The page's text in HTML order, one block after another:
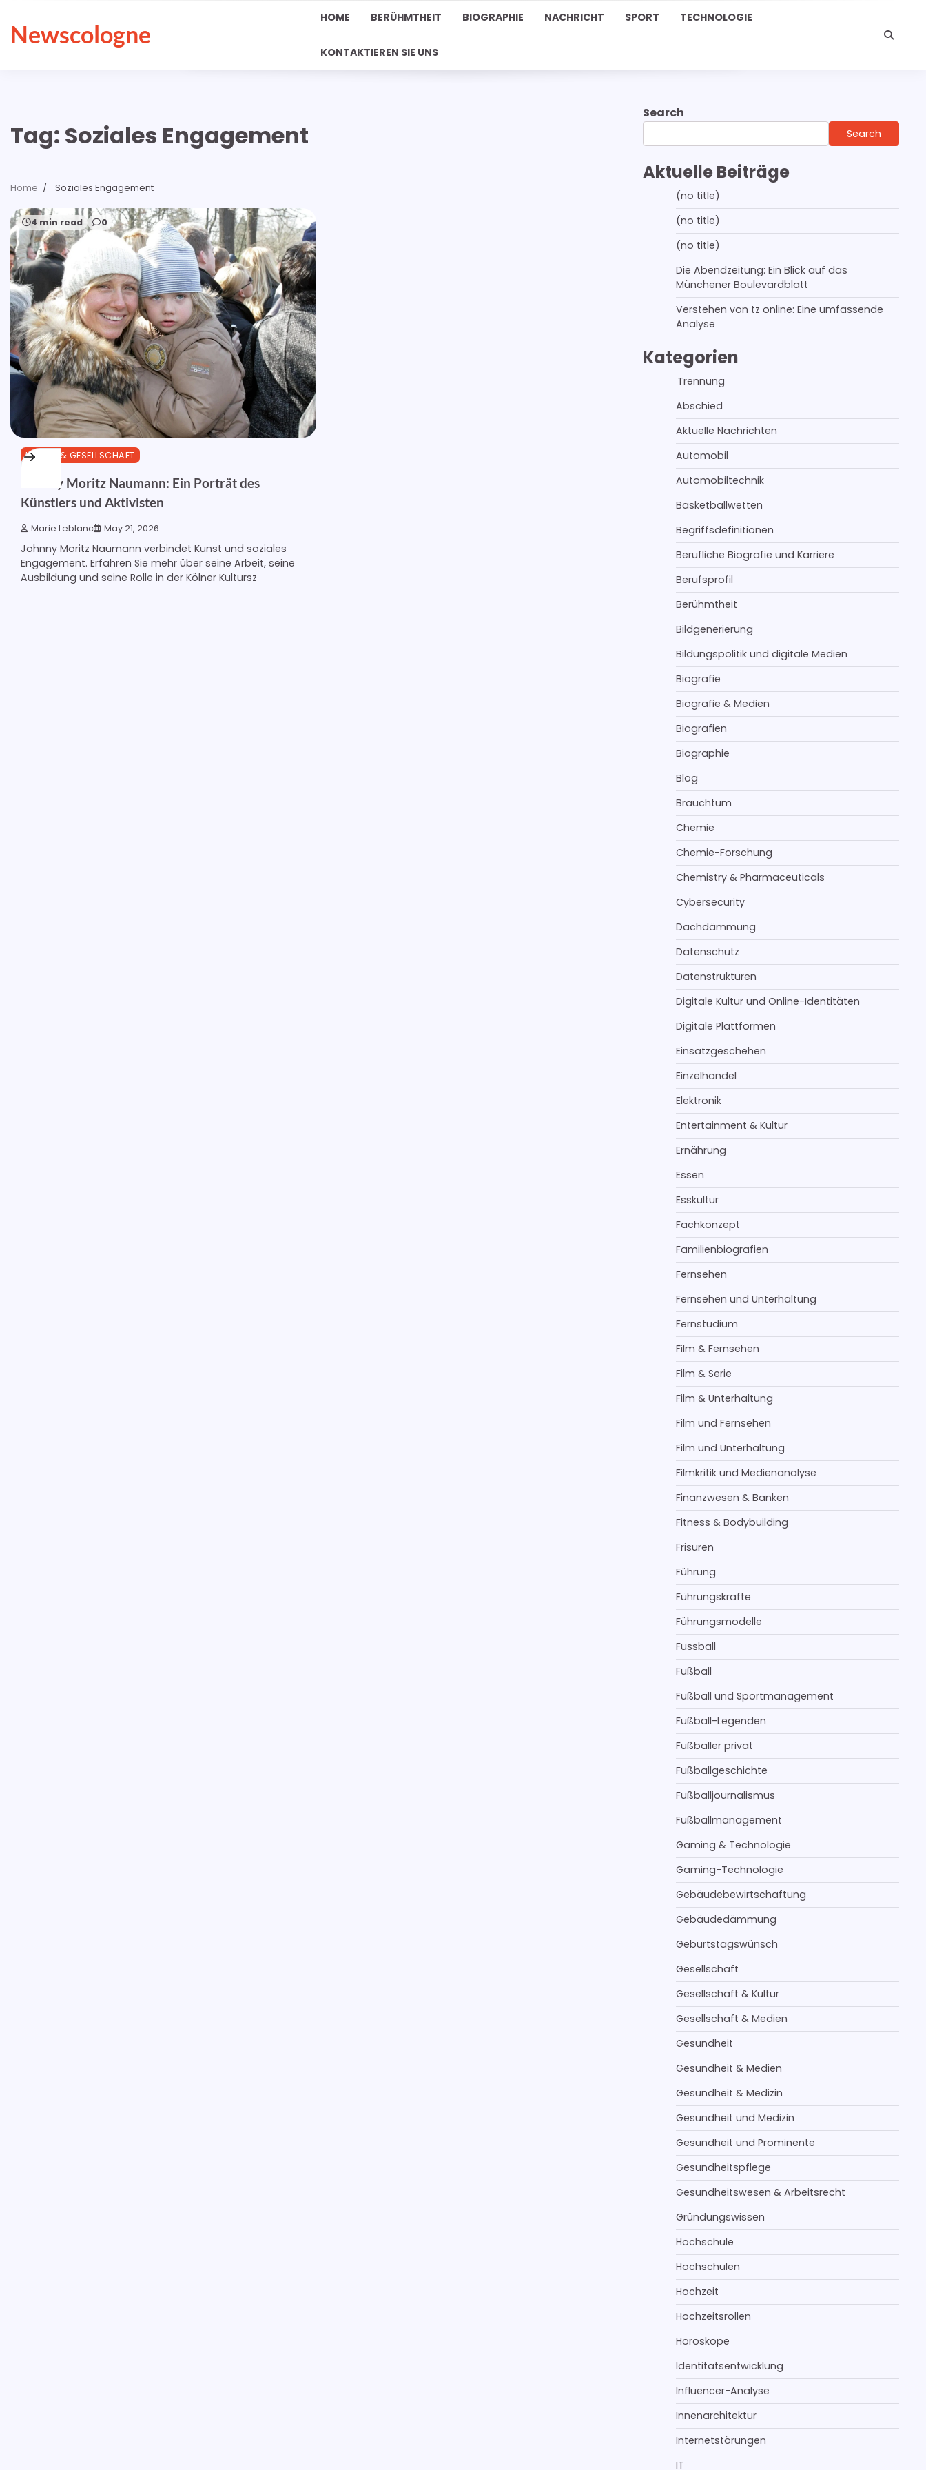
content
Newscologne
HOME BERÜHMTHEIT BIOGRAPHIE NACHRICHT SPORT TECHNOLOGIE
KONTAKTIEREN SIE UNS
Tag: Soziales Engagement
Home Soziales Engagement
4 min read 0
KULTUR & GESELLSCHAFT
Johnny Moritz Naumann: Ein Porträt des
Künstlers und Aktivisten
Marie Leblanc May 21, 2026
Johnny Moritz Naumann verbindet Kunst und soziales
Engagement. Erfahren Sie mehr über seine Arbeit, seine
Ausbildung und seine Rolle in der Kölner Kultursz
Search
Search
Aktuelle Beiträge
(no title)
(no title)
(no title)
Die Abendzeitung: Ein Blick auf das
Münchener Boulevardblatt
Verstehen von tz online: Eine umfassende
Analyse
Kategorien
Trennung
Abschied
Aktuelle Nachrichten
Automobil
Automobiltechnik
Basketballwetten
Begriffsdefinitionen
Berufliche Biografie und Karriere
Berufsprofil
Berühmtheit
Bildgenerierung
Bildungspolitik und digitale Medien
Biografie
Biografie & Medien
Biografien
Biographie
Blog
Brauchtum
Chemie
Chemie-Forschung
Chemistry & Pharmaceuticals
Cybersecurity
Dachdämmung
Datenschutz
Datenstrukturen
Digitale Kultur und Online-Identitäten
Digitale Plattformen
Einsatzgeschehen
Einzelhandel
Elektronik
Entertainment & Kultur
Ernährung
Essen
Esskultur
Fachkonzept
Familienbiografien
Fernsehen
Fernsehen und Unterhaltung
Fernstudium
Film & Fernsehen
Film & Serie
Film & Unterhaltung
Film und Fernsehen
Film und Unterhaltung
Filmkritik und Medienanalyse
Finanzwesen & Banken
Fitness & Bodybuilding
Frisuren
Führung
Führungskräfte
Führungsmodelle
Fussball
Fußball
Fußball und Sportmanagement
Fußball-Legenden
Fußballer privat
Fußballgeschichte
Fußballjournalismus
Fußballmanagement
Gaming & Technologie
Gaming-Technologie
Gebäudebewirtschaftung
Gebäudedämmung
Geburtstagswünsch
Gesellschaft
Gesellschaft & Kultur
Gesellschaft & Medien
Gesundheit
Gesundheit & Medien
Gesundheit & Medizin
Gesundheit und Medizin
Gesundheit und Prominente
Gesundheitspflege
Gesundheitswesen & Arbeitsrecht
Gründungswissen
Hochschule
Hochschulen
Hochzeit
Hochzeitsrollen
Horoskope
Identitätsentwicklung
Influencer-Analyse
Innenarchitektur
Internetstörungen
IT